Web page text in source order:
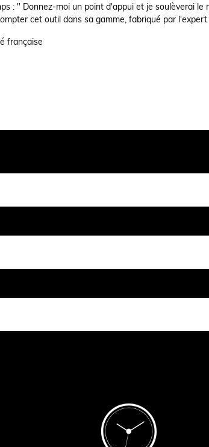
: " Donnez-moi un point d'appui et je soulèverai le
cet outil dans sa gamme, fabriqué par
française